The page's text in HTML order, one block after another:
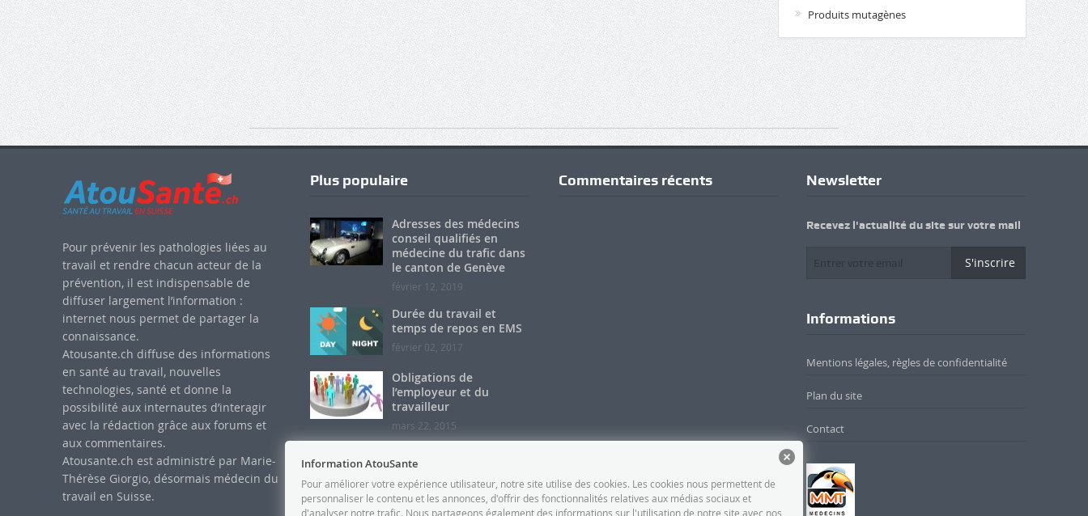
Produits mutagènes
Pour prévenir les pathologies liées au
travail et rendre chacun acteur de la
prévention, il est indispensable de
diffuser largement l’information :
internet nous permet de partager la
connaissance.
Atousante.ch diffuse des informations
en santé au travail, nouvelles
technologies, santé et donne la
possibilité aux internautes d’interagir
avec la rédaction grâce aux forums et
aux commentaires.
Atousante.ch est administré par Marie-
Thérèse Giorgio, désormais médecin du
travail en Suisse.
Plus populaire
Adresses des médecins
conseil qualifiés en
médecine du trafic dans
le canton de Genève
février 12, 2019
Durée du travail et
temps de repos en EMS
février 02, 2017
Obligations de
l’employeur et du
travailleur
mars 22, 2015
Commentaires récents Newsletter
Recevez l'actualité du site sur votre mail
S'inscrire
Informations
Mentions légales, règles de confidentialité
Plan du site
Contact
Information AtouSante
Pour améliorer votre expérience utilisateur, notre site utilise des cookies. Les cookies nous permettent de
personnaliser le contenu et les annonces, d'offrir des fonctionnalités relatives aux médias sociaux et
d'analyser notre trafic. Nous partageons également des informations sur l'utilisation de notre site avec nos